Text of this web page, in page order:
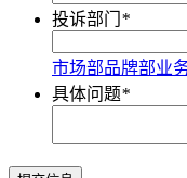
投诉部门 *
市场部品牌部业
具体问题*